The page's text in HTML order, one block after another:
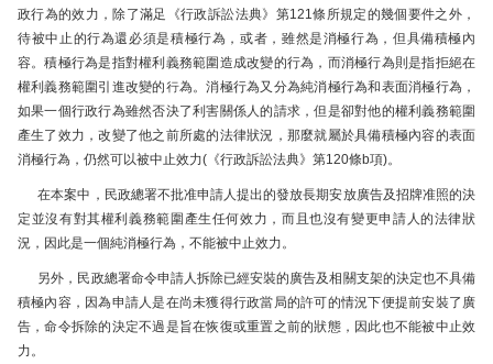
政行為的效力，除了滿足《行政訴訟法典》第121條所規定的幾個要件之外，
待被中止的行為還必須是積極行為，或者，雖然是消極行為，但具備積極內
容。積極行為是指對權利義務範圍造成改變的行為，而消極行為則是指拒絕在
權利義務範圍引進改變的行為。消極行為又分為純消極行為和表面消極行為，
如果一個行政行為雖然否決了利害關係人的請求，但是卻對他的權利義務範圍
產生了效力，改變了他之前所處的法律狀況，那麼就屬於具備積極內容的表面
消極行為，仍然可以被中止效力(《行政訴訟法典》第120條b項)。
在本案中，民政總署不批准申請人提出的發放長期安放廣告及招牌准照的決
定並沒有對其權利義務範圍產生任何效力，而且也沒有變更申請人的法律狀
況，因此是一個純消極行為，不能被中止效力。
另外，民政總署命令申請人拆除已經安裝的廣告及相關支架的決定也不具備
積極內容，因為申請人是在尚未獲得行政當局的許可的情況下便提前安裝了廣
告，命令拆除的決定不過是旨在恢復或重置之前的狀態，因此也不能被中止效
力。